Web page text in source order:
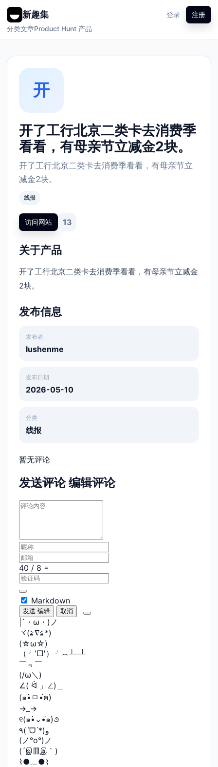
新趣集
分类文章Product Hunt 产品
登录 注册
开
开了工行北京二类卡去消费季
看看，有母亲节立减金2块。
开了工行北京二类卡去消费季看看，有母亲节立
减金2块。
线报
访问网站 13
关于产品
开了工行北京二类卡去消费季看看，有母亲节立减金
2块。
发布信息
发布者
lushenme
发布日期
2026-05-10
分类
线报
暂无评论
发送评论 编辑评论
Markdown
发送 编辑 取消
|´・ω・)ノ
ヾ(≧∇≦*)ゝ
(☆ω☆)
（╯‵□′）╯︵┴─┴
￣﹃￣
(/ω＼)
∠( ᐛ 」∠)＿
(๑•̀ㅁ•́ฅ)
→_→
୧(๑•̀⌄•́๑)૭
٩(ˊᗜˋ*)و
(ノ°ο°)ノ
(´இ皿இ｀)
⌇●﹏●⌇